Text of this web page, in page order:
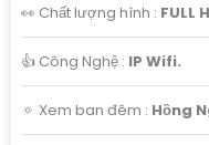
👀 Chất lượng hình : FULL
👍 Công Nghệ : IP Wifi.
🔅 Xem ban đêm : Hồng